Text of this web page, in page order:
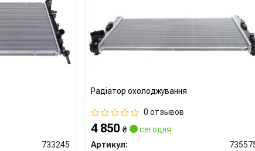
733245
Радіатор охолоджування
0 отзывов
4 850₴
сегодня
Артикул: